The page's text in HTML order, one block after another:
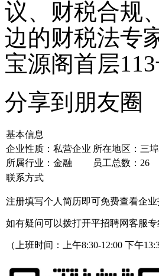
议、财税合规
边的财税法专
宝源阁首层
分享到朋友圈
基本信息
企业性质：私营企业 所在地区：三埠
所属行业：金融
员工总数：26
联系方式
注册填写个人简历即可免费查看企
如有疑问可以拨打开平招聘网客服专
（上班时间：上午8:30-12:00 下午